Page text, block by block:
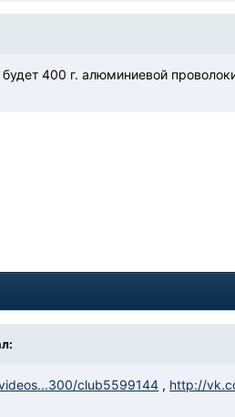
400 г. алюминиевой
club5599144 , http://